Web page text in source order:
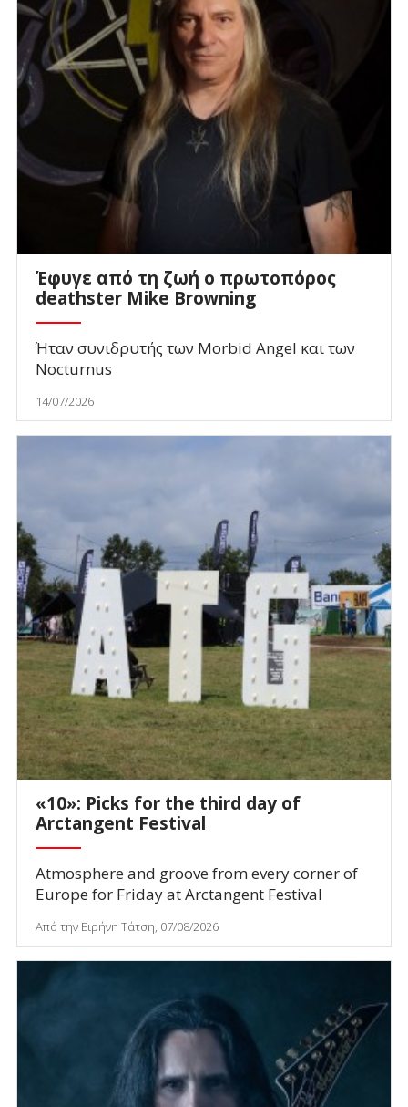
Έφυγε από τη ζωή ο πρωτοπόρος
deathster Mike Browning
Ήταν συνιδρυτής των Morbid Angel και των
Nocturnus
14/07/2026
«10»: Picks for the third day of
Arctangent Festival
Atmosphere and groove from every corner of
Europe for Friday at Arctangent Festival
Από την Ειρήνη Τάτση, 07/08/2026